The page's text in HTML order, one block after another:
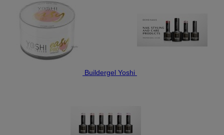
Buildergel Yoshi